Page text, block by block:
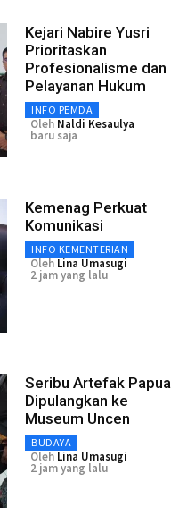
Kejari Nabire Yusri
Prioritaskan
Profesionalisme dan
Pelayanan Hukum
INFO PEMDA
Oleh Naldi Kesaulya
baru saja
Kemenag Perkuat
Komunikasi
INFO KEMENTERIAN
Oleh Lina Umasugi
2 jam yang lalu
Seribu Artefak Papua
Dipulangkan ke
Museum Uncen
BUDAYA
Oleh Lina Umasugi
2 jam yang lalu